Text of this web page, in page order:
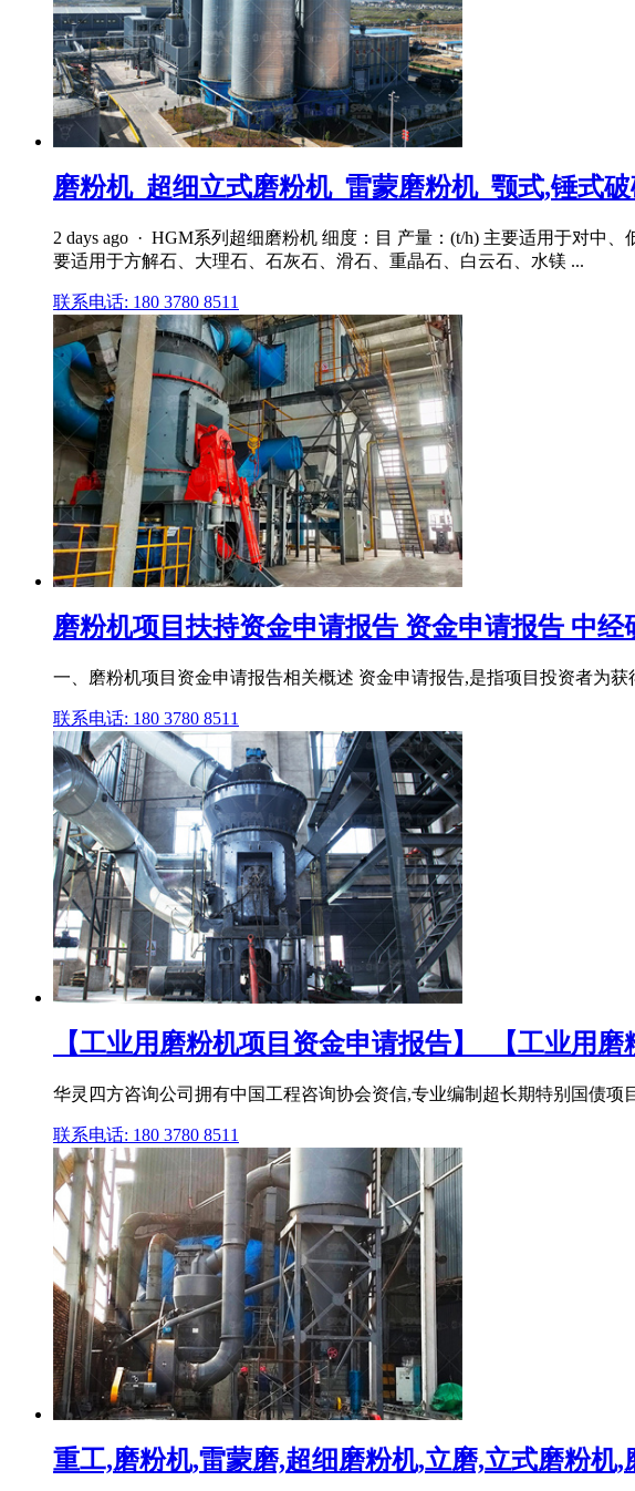
磨粉机_超细立式磨粉机_雷蒙磨粉机_颚式,锤式
2 days ago · HGM系列超细磨粉机 细度：目 产量：(t/h) 主要适用于对中
要适用于方解石、大理石、石灰石、滑石、重晶石、白云石、水镁 ...
联系电话: 180 3780 8511
磨粉机项目扶持资金申请报告 资金申请报告 中经
一、磨粉机项目资金申请报告相关概述 资金申请报告,是指项目投资者为
联系电话: 180 3780 8511
【工业用磨粉机项目资金申请报告】_【工业用磨
华灵四方咨询公司拥有中国工程咨询协会资信,专业编制超长期特别国债
联系电话: 180 3780 8511
重工,磨粉机,雷蒙磨,超细磨粉机,立磨,立式磨粉机,